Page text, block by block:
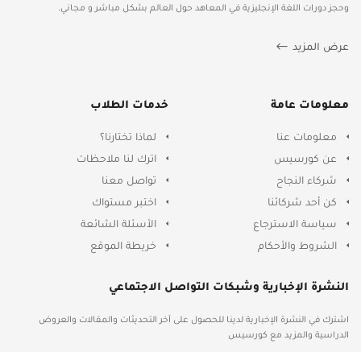
وحجز دورات اللغة الإنجليزية في المعاهد حول العالم بشكل مباشر و مجاني.
عرض المزيد
معلومات عامة
معلومات عنا
عن كورسيس
شركاء النجاح
كن أحد شركائنا
سياسة الاسترجاع
الشروط والأحكام
خدمات الطلاب
لماذا تختارنا؟
اترك لنا ملاحظات
تواصل معنا
اختبر مستواك
الأسئلة الشائعة
خريطة الموقع
النشرة الإخبارية وشبكات التواصل الاجتماعي
اشترك في النشرة الإخبارية لدينا للحصول على آخر التحديثات والمقالات والعروض
الدراسية والمزيد مع كورسيس